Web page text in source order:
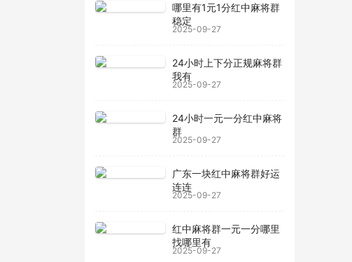
哪里有1元1分红中麻将群
稳定
2025-09-27
24小时上下分正规麻将群
我有
2025-09-27
24小时一元一分红中麻将
群
2025-09-27
广东一块红中麻将群好运
连连
2025-09-27
红中麻将群一元一分哪里
找哪里有
2025-09-27